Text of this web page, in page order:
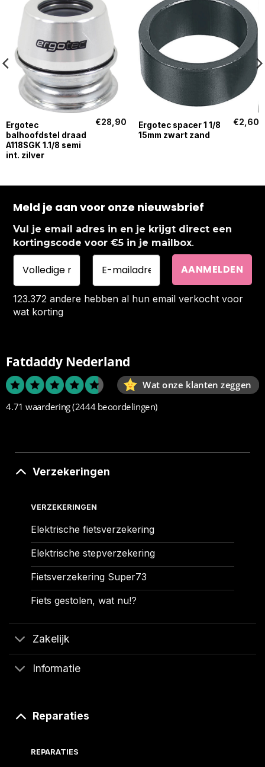
Ergotec
balhoofdstel draad
A118SGK 1.1/8 semi
int. zilver
€28,90
Ergotec spacer 1 1/8
15mm zwart zand
€2,60
Meld je aan voor onze nieuwsbrief
Vul je email adres in en je krijgt direct een
kortingscode voor €5 in je mailbox.
123.372 andere hebben al hun email verkocht voor
wat korting
Fatdaddy Nederland
Wat onze klanten zeggen
4.71 waardering(2444 beoordelingen)
Verzekeringen
VERZEKERINGEN
Elektrische fietsverzekering
Elektrische stepverzekering
Fietsverzekering Super73
Fiets gestolen, wat nu!?
Zakelijk
Informatie
Reparaties
REPARATIES